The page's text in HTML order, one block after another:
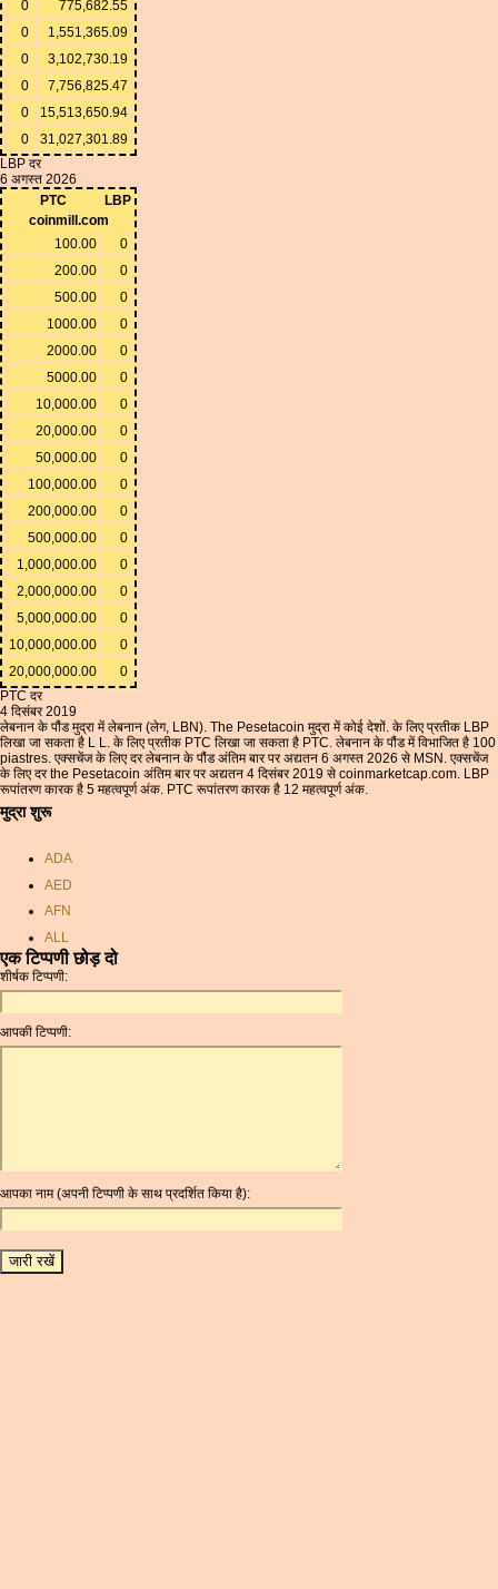
0
775,682.55
0
1,551,365.09
0
3,102,730.19
0
7,756,825.47
0
15,513,650.94
0
31,027,301.89
LBP दर
6 अगस्त 2026
PTC
LBP
coinmill.com
100.00
0
200.00
0
500.00
0
1000.00
0
2000.00
0
5000.00
0
10,000.00
0
20,000.00
0
50,000.00
0
100,000.00
0
200,000.00
0
500,000.00
0
1,000,000.00
0
2,000,000.00
0
5,000,000.00
0
10,000,000.00
0
20,000,000.00
0
PTC दर
4 दिसंबर 2019
लेबनान के पौंड मुद्रा में लेबनान (लेग, LBN). The Pesetacoin मुद्रा में कोई देशों. के लिए प्रतीक LBP
लिखा जा सकता है L L. के लिए प्रतीक PTC लिखा जा सकता है PTC. लेबनान के पौंड में विभाजित है 100
piastres. एक्सचेंज के लिए दर लेबनान के पौंड अंतिम बार पर अद्यतन 6 अगस्त 2026 से MSN. एक्सचेंज
के लिए दर the Pesetacoin अंतिम बार पर अद्यतन 4 दिसंबर 2019 से coinmarketcap.com. LBP
रूपांतरण कारक है 5 महत्वपूर्ण अंक. PTC रूपांतरण कारक है 12 महत्वपूर्ण अंक.
मुद्रा शुरू
ADA
AED
AFN
ALL
AMD
ANC
ANG
AOA
AUR
AWG
BAM
BBD
एक टिप्पणी छोड़ दो
शीर्षक टिप्पणी:
आपकी टिप्पणी:
आपका नाम (अपनी टिप्पणी के साथ प्रदर्शित किया है):